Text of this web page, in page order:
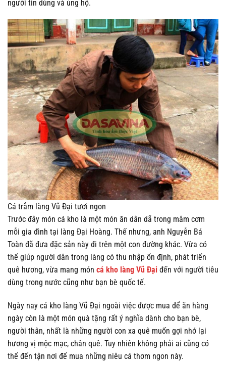
người tin dùng và ủng hộ.
Cá trắm làng Vũ Đại tươi ngon
Trước đây món cá kho là một món ăn dân dã trong mâm cơm
mỗi gia đình tại làng Đại Hoàng. Thế nhưng, anh Nguyễn Bá
Toàn đã đưa đặc sản này đi trên một con đường khác. Vừa có
thể giúp người dân trong làng có thu nhập ổn định, phát triển
quê hương, vừa mang món cá kho làng Vũ Đại đến với người tiêu
dùng trong nước cũng như bạn bè quốc tế.
Ngày nay cá kho làng Vũ Đại ngoài việc được mua để ăn hàng
ngày còn là một món quà tặng rất ý nghĩa dành cho bạn bè,
người thân, nhất là những người con xa quê muốn gợi nhớ lại
hương vị mộc mạc, chân quê. Tuy nhiên không phải ai cũng có
thể đến tận nơi để mua những niêu cá thơm ngon này.